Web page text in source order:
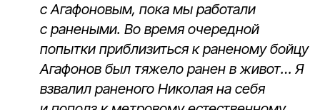
с Агафоновым, пока мы работали
с ранеными. Во время очередной
попытки приблизиться к ране­ному бойцу
Агафонов был тяжело ранен в живот… Я
взвалил ране­ного Николая на себя